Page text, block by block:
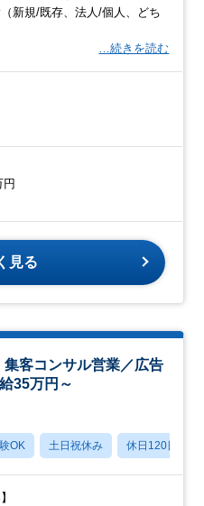
（新規/既存、法人/個人、どち
…続きを読む
円
見る
客コンサル営業／広告
35万円～
OK 土日祝休み 休日120日以上